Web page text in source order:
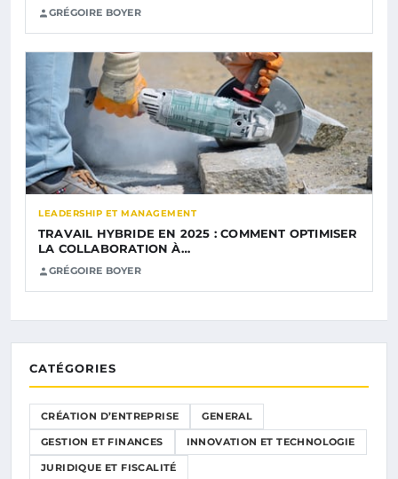
GRÉGOIRE BOYER
LEADERSHIP ET MANAGEMENT
TRAVAIL HYBRIDE EN 2025 : COMMENT OPTIMISER
LA COLLABORATION À…
GRÉGOIRE BOYER
CATÉGORIES
CRÉATION D’ENTREPRISE GENERAL
GESTION ET FINANCES INNOVATION ET TECHNOLOGIE
JURIDIQUE ET FISCALITÉ